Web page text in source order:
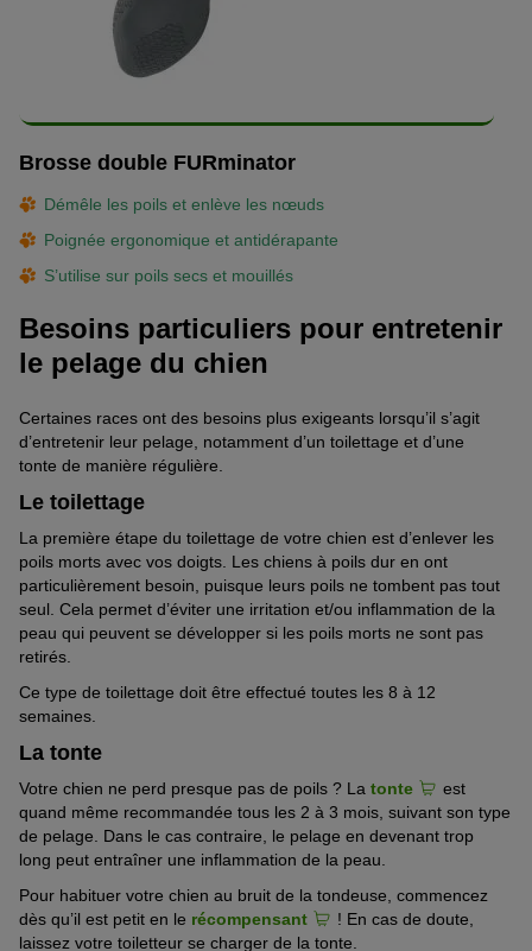
Brosse double FURminator
Démêle les poils et enlève les nœuds
Poignée ergonomique et antidérapante
S’utilise sur poils secs et mouillés
Besoins particuliers pour entretenir
le pelage du chien
Certaines races ont des besoins plus exigeants lorsqu’il s’agit
d’entretenir leur pelage
notamment d’un toilettage et d’une
tonte de manière régulière.
Le toilettage
La première étape du toilettage de votre chien est d’enlever les
poils morts avec vos doigts. Les chiens à poils dur en ont
particulièrement besoin , puisque leurs poils ne tombent pas tout
seul. Cela permet d’éviter une irritation et/ou inflammation de la
peau qui peuvent se développer si les poils morts ne sont pas
retirés.
Ce type de toilettage doit être effectué toutes les 8 à 12
semaines.
La tonte
Votre chien ne perd presque pas de poils ? La tonte
est
quand même recommandée tous les 2 à 3 mois , suivant son type
de pelage . Dans le cas contraire, le pelage en devenant trop
long peut entraîner une inflammation de la peau.
Pour habituer votre chien au bruit de la tondeuse, commencez
dès qu’il est petit en le récompensant
! En cas de doute,
laissez votre toiletteur se charger de la tonte.